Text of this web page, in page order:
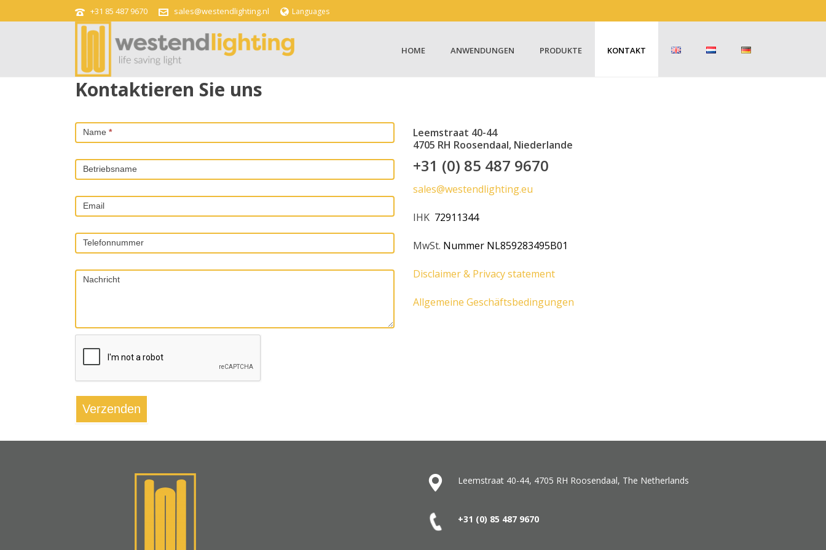
+31 85 487 9670 sales@westendlighting.nl Languages
HOME ANWENDUNGEN PRODUKTE KONTAKT
Kontaktieren Sie uns
UsName *
Betriebsname
Email
Telefonnummer
Nachricht
Verzenden
Leemstraat 40-44
4705 RH Roosendaal, Niederlande
+31 (0) 85 487 9670
sales@westendlighting.eu
IHK 72911344
MwSt. Nummer NL859283495B01
Disclaimer & Privacy statement
Allgemeine Geschäftsbedingungen
Leemstraat 40-44, 4705 RH Roosendaal, The Netherlands
+31 (0) 85 487 9670